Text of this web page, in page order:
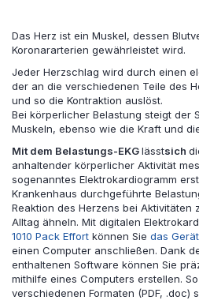
Das Herz ist ein Muskel, dessen
Koronararterien gewährleistet wird.
Jeder Herzschlag wird durch einen
der an die verschiedenen Teile des
und so die Kontraktion auslöst.
Bei körperlicher Belastung steigt der
Muskeln, ebenso wie die Kraft und
Mit dem Belastungs-EKGlässtsich
anhaltender körperlicher Aktivität
sogenanntes Elektrokardiogramm
Krankenhaus durchgeführte
Reaktion des Herzens bei Aktivitäten
Alltag ähneln. Mit digitalen
1010 Pack Effort können Sie das Gerät
einen Computer anschließen. Dank
enthaltenen Software können Sie
mithilfe eines Computers erstellen.
verschiedenen Formaten (PDF, .doc)